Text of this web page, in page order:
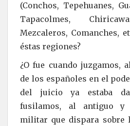
(Conchos, Tepehuanes,
Tapacolmes,
Mezcaleros, Comanches,
éstas regiones?
¿O fue cuando juzgamos,
de los españoles en el
del juicio ya estaba
fusilamos, al antiguo y
militar que dispara sobre